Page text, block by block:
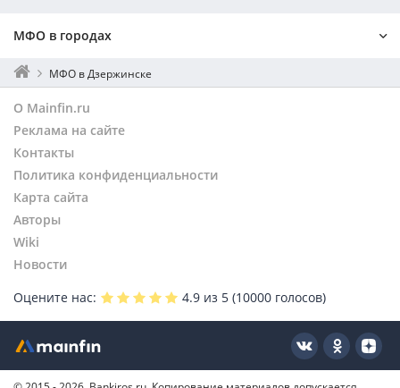
МФО в городах
Москва
Санкт-Петербург
Екатеринбург
Нижний Новгород
Новосибирск
Воронеж
Волгоград
Уфа
Самара
Челябинск
Саров
Краснодар
Саратов
Тюмень
МФО в Дзержинске
О Mainfin.ru
Реклама на сайте
Контакты
Политика конфиденциальности
Карта сайта
Авторы
Wiki
Новости
Оцените нас:
4.9 из 5 (10000 голосов)